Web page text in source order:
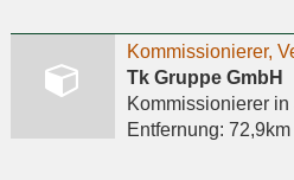
Tk Gruppe GmbH
Kommissioniererin
Entfernung: 72,9km